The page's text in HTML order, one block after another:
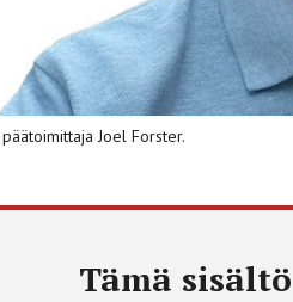
Joel Forster.
Tämä